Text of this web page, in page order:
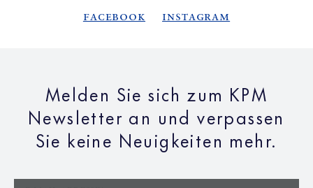
Facebook Instagram
Melden Sie sich zum KPM
Newsletter an und verpassen
Sie keine Neuigkeiten mehr.